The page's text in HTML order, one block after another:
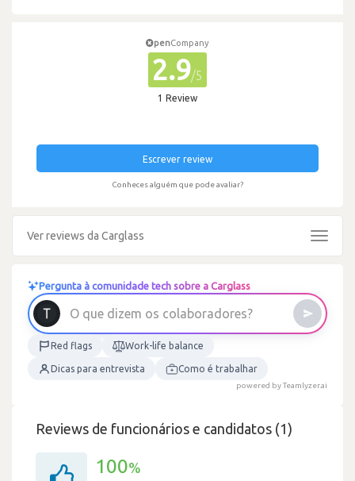
penCompany
2.9/5
1 Review
Escrever review
Conheces alguém que pode avaliar?
Ver reviews da Carglass
Toggle
Pergunta à comunidade tech sobre a Carglass
O que d izem os colaboradores
Red flags Work-life balance
Dicas para entrevista Como é trabalhar
powered by Teamlyzer.ai
Reviews de funcionários e candidatos (1)
100%